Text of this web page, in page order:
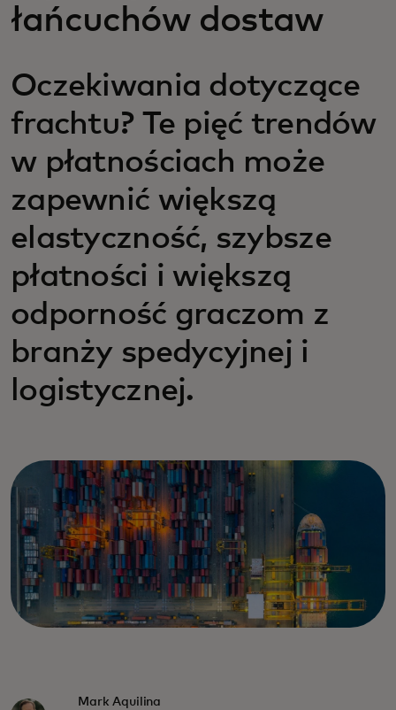
łańcuchów dostaw
Oczekiwania dotyczące
frachtu? Te pięć trendów
w płatnościach może
zapewnić większą
elastyczność, szybsze
płatności i większą
odporność graczom z
branży spedycyjnej i
logistycznej.
Mark Aquilina